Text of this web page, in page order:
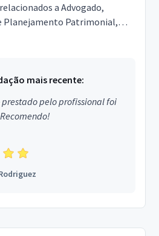
a Advogado,
Planejamento Patrimonial,
mais recente:
pelo profissional foi